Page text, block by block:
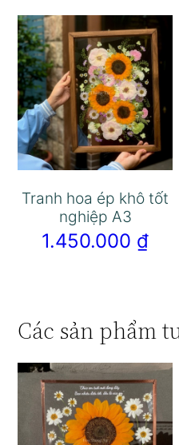
Tranh hoa ép khô tốt
nghiệp A3
1.450.000 ₫
Các sản phẩm